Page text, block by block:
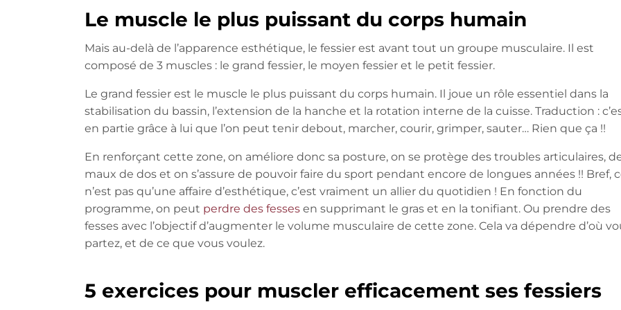
Le muscle le plus puissant du corps humain
Mais au-delà de l’apparence esthétique, le fessier est avant tout un groupe musculaire. Il est
composé de 3 muscles : le grand fessier, le moyen fessier et le petit fessier.
Le grand fessier est le muscle le plus puissant du corps humain. Il joue un rôle essentiel dans la
stabilisation du bassin, l’extension de la hanche et la rotation interne de la cuisse. Traduction :
en partie grâce à lui que l’on peut tenir debout, marcher, courir, grimper, sauter… Rien que ça !!
En renforçant cette zone, on améliore donc sa posture, on se protège des troubles articulaires,
maux de dos et on s’assure de pouvoir faire du sport pendant encore de longues années !! Bref,
n’est pas qu’une affaire d’esthétique, c’est vraiment un allier du quotidien ! En fonction du
programme, on peut perdre des fesses en supprimant le gras et en la tonifiant. Ou prendre des
fesses avec l’objectif d’augmenter le volume musculaire de cette zone. Cela va dépendre d’où
partez, et de ce que vous voulez.
5 exercices pour muscler efficacement ses fessiers